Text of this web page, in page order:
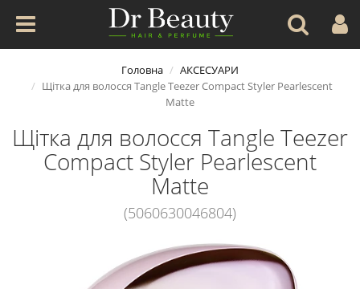
Головна
АКСЕСУАРИ
Щітка для волосся Tangle Teezer Compact Styler Pearlescent
Matte
Щітка для волосся Tangle Teezer
Compact Styler Pearlescent
Matte
(5060630046804)